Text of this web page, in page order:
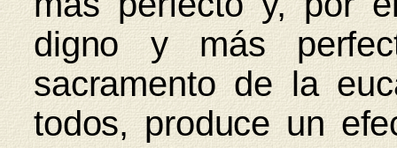
digno y más
sacramento de la
todos, produce un